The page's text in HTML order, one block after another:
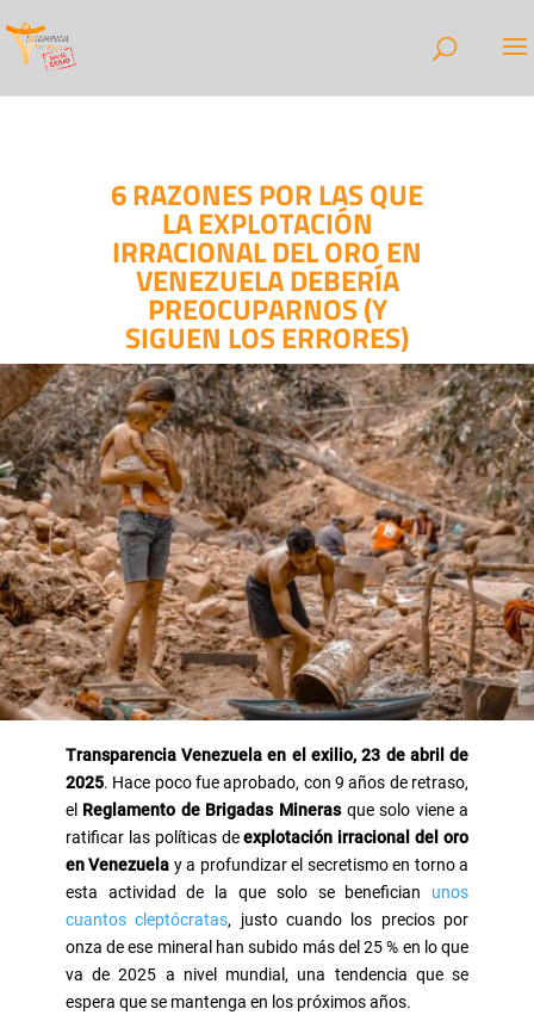
6 RAZONES POR LAS QUE
LA EXPLOTACIÓN
IRRACIONAL DEL ORO EN
VENEZUELA DEBERÍA
PREOCUPARNOS (Y
SIGUEN LOS ERRORES)
Transparencia Venezuela en el exilio, 23 de abril de
2025. Hace poco fue aprobado, con 9 años de retraso,
el Reglamento de Brigadas Minerasque solo viene a
ratificar las políticas deexplotación irracional del oro
en Venezuela y a profundizar el secretismo en torno a
esta actividad de la que solo se benefician unos
cuantos cleptócratas, justo cuando los precios por
onza de ese mineral han subido más del 25 % en lo que
va de 2025 a nivel mundial, una tendencia que se
espera que se mantenga en los próximos años.